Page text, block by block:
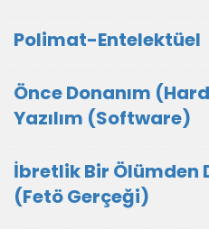
Polimat-Entelektüel
Önce Donanım
Yazılım (Software)
İbretlik Bir Ölümden
(Fetö Gerçeği)